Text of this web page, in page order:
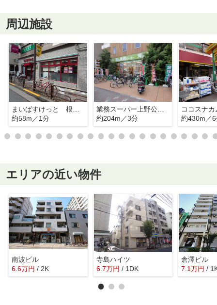
周辺施設
約58m／1分
業務スーパー上野公園店
約204m／3分
約430m／
エリアの近い物件
南波ビル
6.6万円 / 2K
寺島ハイツ
6.7万円 / 1DK
倉澤ビル
7.1万円 /